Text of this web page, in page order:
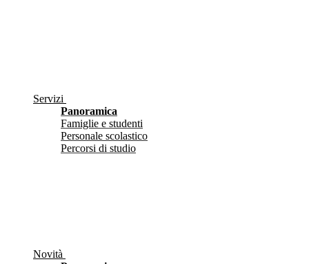
Servizi
Panoramica
Famiglie e studenti
Personale scolastico
Percorsi di studio
Novità